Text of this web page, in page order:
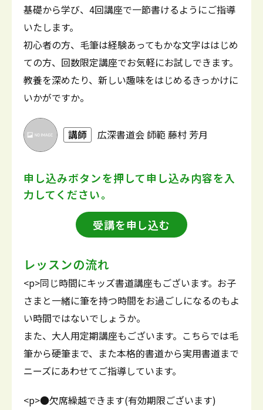
基礎から学び、4回講座で一節書けるようにご指導
いたします。
初心者の方、毛筆は経験あってもかな文字ははじめ
ての方、回数限定講座でお気軽にお試しできます。
教養を深めたり、新しい趣味をはじめるきっかけに
いかがですか。
講師 広深書道会 師範 藤村 芳月
申し込みボタンを押して申し込み内容を入
力してください。
受講を申し込む
レッスンの流れ
<p>同じ時間にキッズ書道講座もございます。お子
さまと一緒に筆を持つ時間をお過ごしになるのもよ
い時間ではないでしょうか。
また、大人用定期講座もございます。こちらでは毛
筆から硬筆まで、また本格的書道から実用書道まで
ニーズにあわせてご指導しています。
<p>●欠席繰越できます(有効期限ございます)